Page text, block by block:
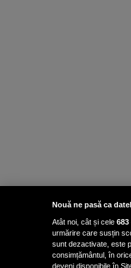
Nouă ne pasă ca
Atât noi, cât și cele 683
urmărire care susțin
sunt dezactivate, este
consimțământul, în
deveni disponibile în